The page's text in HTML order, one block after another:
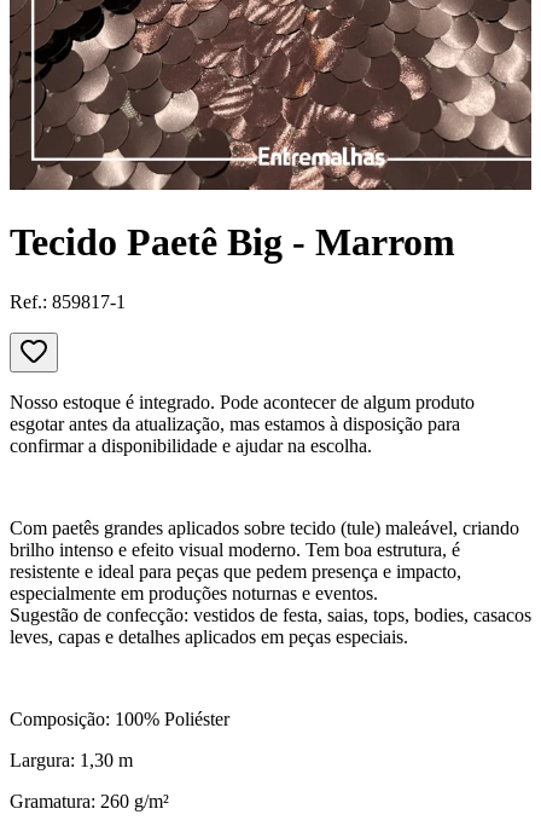
Tecido Paetê Big - Marrom
Ref.: 859817-1
Nosso estoque é integrado. Pode acontecer de algum produto
esgotar antes da atualização, mas estamos à disposição para
confirmar a disponibilidade e ajudar na escolha.
Com paetês grandes aplicados sobre tecido (tule) maleável, criando
brilho intenso e efeito visual moderno. Tem boa estrutura, é
resistente e ideal para peças que pedem presença e impacto,
especialmente em produções noturnas e eventos.
Sugestão de confecção: vestidos de festa, saias, tops, bodies, casacos
leves, capas e detalhes aplicados em peças especiais.
Composição: 100% Poliéster
Largura: 1,30 m
Gramatura: 260 g/m²